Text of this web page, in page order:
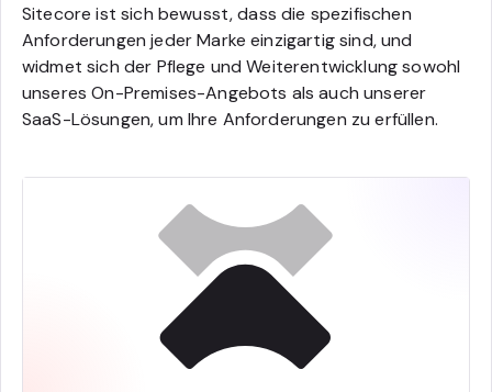
Sitecore ist sich bewusst, dass die spezifischen
Anforderungen jeder Marke einzigartig sind, und
widmet sich der Pflege und Weiterentwicklung sowohl
unseres On-Premises-Angebots als auch unserer
SaaS-Lösungen, um Ihre Anforderungen zu erfüllen.